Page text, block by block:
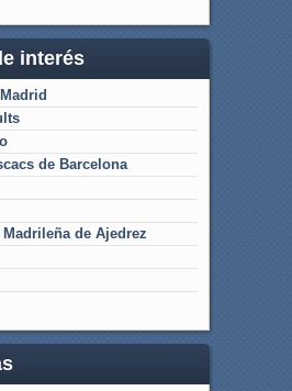
interés
de Barcelona
Madrileña de Ajedrez